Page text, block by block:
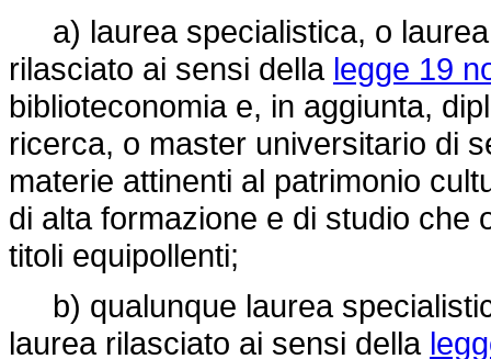
a) laurea specialistica, o
rilasciato ai sensi della legge 19
biblioteconomia e, in aggiunta,
ricerca, o master universitario di
materie attinenti al patrimonio
di alta formazione e di studio che
titoli equipollenti;
b) qualunque laurea
laurea rilasciato ai sensi della